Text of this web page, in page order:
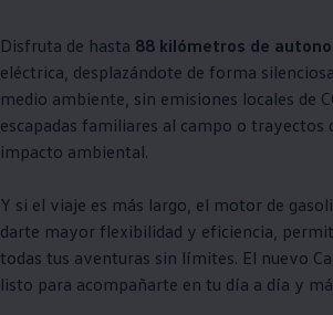
Disfruta de hasta 88 kilómetros de
eléctrica, desplazándote de forma
medio ambiente, sin emisiones locales de
escapadas familiares al campo o trayectos
impacto ambiental.
Y si el viaje es más largo, el motor de
darte mayor flexibilidad y eficiencia,
todas tus aventuras sin límites. El nuevo
listo para acompañarte en tu día a día y